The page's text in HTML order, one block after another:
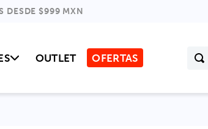
DESDE $999 MXN
OUTLET OFERTAS